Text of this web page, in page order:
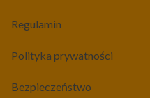
Regulamin
Polityka prywatności
Bezpieczeństwo